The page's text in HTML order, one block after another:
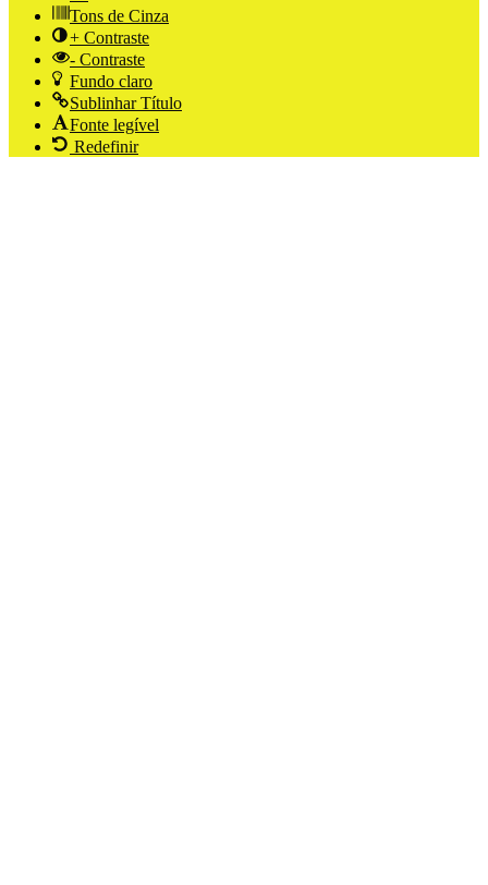
Tons de Cinza
+ Contraste
- Contraste
Fundo claro
Sublinhar Título
Fonte legível
Redefinir